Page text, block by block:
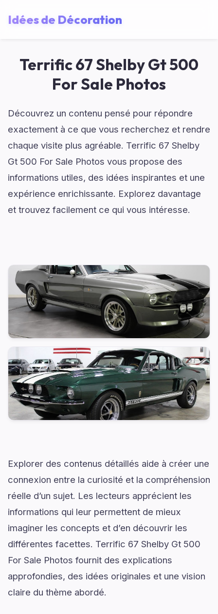
Idées de Décoration
Terrific 67 Shelby Gt 500
For Sale Photos
Découvrez un contenu pensé pour répondre
exactement à ce que vous recherchez et rendre
chaque visite plus agréable. Terrific 67 Shelby
Gt 500 For Sale Photos vous propose des
informations utiles, des idées inspirantes et une
expérience enrichissante. Explorez davantage
et trouvez facilement ce qui vous intéresse.
Explorer des contenus détaillés aide à créer une
connexion entre la curiosité et la compréhension
réelle d’un sujet. Les lecteurs apprécient les
informations qui leur permettent de mieux
imaginer les concepts et d’en découvrir les
différentes facettes. Terrific 67 Shelby Gt 500
For Sale Photos fournit des explications
approfondies, des idées originales et une vision
claire du thème abordé.